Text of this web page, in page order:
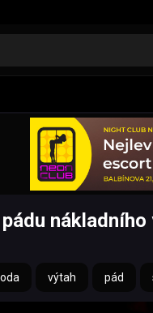
nákladního
výtah pád